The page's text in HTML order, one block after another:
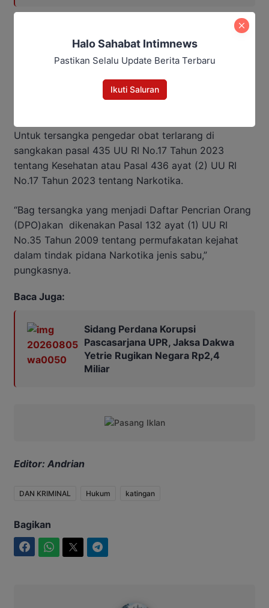
Lanjut Kapolres, pihaknya menerapkan pasal untuk
para tersangka yakni, pasal 114 ayat (2) UU RI No.35
Tahun 2009 tentang Narkotika atau pasal 112 ayat
dengan ancaman hukuman paling lama seumur hidup
Untuk tersangka pengedar obat terlarang di
sangkakan pasal 435 UU RI No.17 Tahun 2023
tentang Kesehatan atau Pasal 436 ayat (2) UU RI
No.17 Tahun 2023 tentang Narkotika.
“Bag tersangka yang menjadi Daftar Pencrian Orang
(DPO)akan dikenakan Pasal 132 ayat (1) UU RI
No.35 Tahun 2009 tentang permufakatan kejahat
dalam tindak pidana Narkotika jenis sabu,”
pungkasnya.
Baca Juga:
Sidang Perdana Korupsi
Pascasarjana UPR, Jaksa Dakwa
Yetrie Rugikan Negara Rp2,4
Miliar
Editor: Andrian
DAN KRIMINAL Hukum katingan
Bagikan
Halo Sahabat Intimnews
Pastikan Selalu Update Berita Terbaru
Ikuti Saluran